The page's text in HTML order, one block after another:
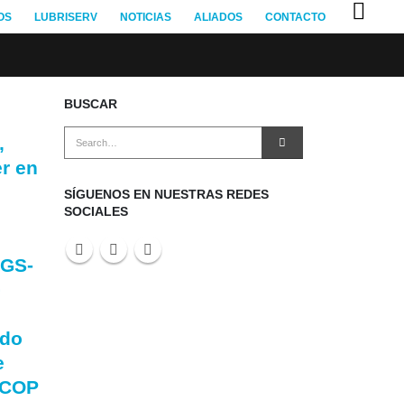
LUBRISERV NOTICIAS ALIADOS CONTACTO
en
BUSCAR
SÍGUENOS EN NUESTRAS REDES
SOCIALES